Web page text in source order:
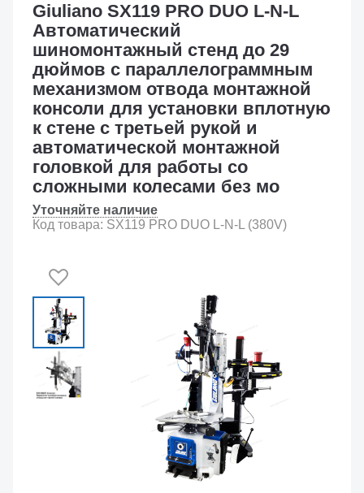
Giuliano SX119 PRO DUO L-N-L
Автоматический
шиномонтажный стенд до 29
дюймов с параллелограммным
механизмом отвода монтажной
консоли для установки вплотную
к стене с третьей рукой и
автоматической монтажной
головкой для работы со
сложными колесами без мо
Уточняйте наличие
Код товара: SX119 PRO DUO L-N-L (380V)